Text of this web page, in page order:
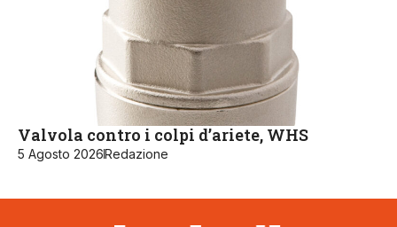
Valvola contro i colpi d’ariete, WHS
5 Agosto 2026Redazione